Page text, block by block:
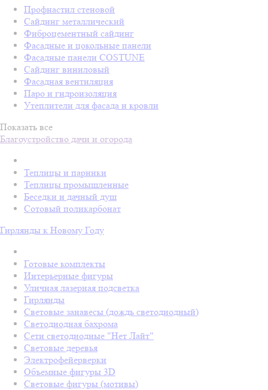
Профнастил стеновой
Сайдинг металлический
Фиброцементный сайдинг
Фасадные и цокольные панели
Фасадные панели COSTUNE
Сайдинг виниловый
Фасадная вентиляция
Паро и гидроизоляция
Утеплители для фасада и кровли
Показать все
Благоустройство дачи и огорода
Теплицы и парники
Теплицы промышленные
Беседки и дачный душ
Сотовый поликарбонат
Гирлянды к Новому Году
Готовые комплекты
Интерьерные фигуры
Уличная лазерная подсветка
Гирлянды
Световые занавесы (дождь светодиодный)
Светодиодная бахрома
Сети светодиодные "Нет Лайт"
Световые деревья
Электрофейерверки
Объемные фигуры 3D
Световые фигуры (мотивы)